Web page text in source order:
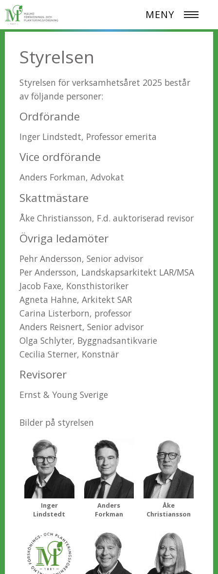
MENY
Styrelsen
Styrelsen för verksamhetsåret 2025 består
av följande personer:
Ordförande
Inger Lindstedt, Professor emerita
Vice ordförande
Anders Forkman, Advokat
Skattmästare
Åke Christiansson, F.d. auktoriserad revisor
Övriga ledamöter
Pehr Andersson, Senior advisor
Per Andersson, Landskapsarkitekt LAR/MSA
Jacob Faxe, Konsthistoriker
Agneta Hahne, Arkitekt SAR
Carina Listerborn, professor
Anders Reisnert, Senior advisor
Olga Schlyter, Byggnadsantikvarie
Cecilia Sterner, Konstnär
Revisorer
Ernst & Young Sverige
Bilder på styrelsen
Inger
Lindstedt
Anders
Forkman
Åke
Christiansson